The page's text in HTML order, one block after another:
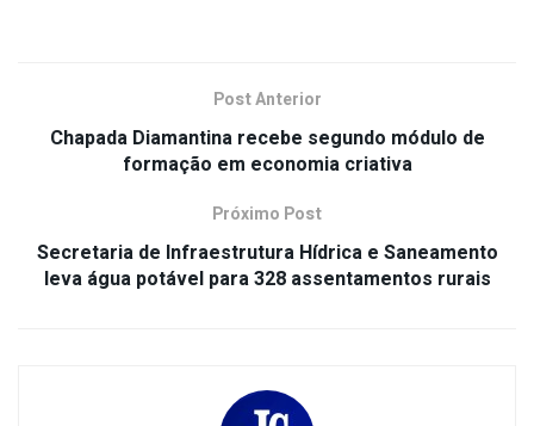
Post Anterior
Chapada Diamantina recebe segundo módulo de
formação em economia criativa
Próximo Post
Secretaria de Infraestrutura Hídrica e Saneamento
leva água potável para 328 assentamentos rurais